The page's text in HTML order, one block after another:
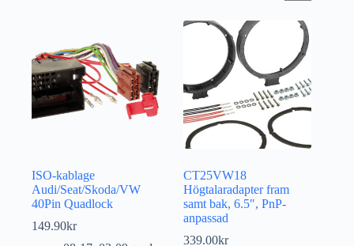
ISO-kablage
Audi/Seat/Skoda/VW
40Pin Quadlock
149.90kr
CT25VW18
Högtalaradapter fram
samt bak, 6.5″, PnP-
anpassad
339.00kr